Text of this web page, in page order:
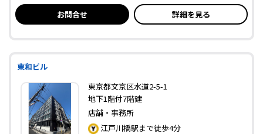
お問合せ 詳細を見る
東和ビル
東京都文京区水道2-5-1
地下1階付7階建
店舗・事務所
江戸川橋駅まで徒歩4分